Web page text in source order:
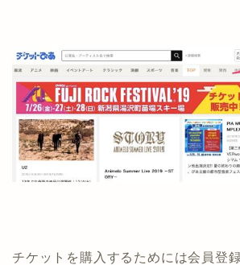
チケットを購入するためには会員登